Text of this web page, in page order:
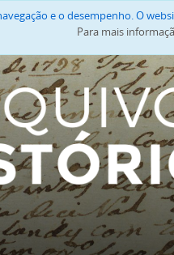
e o desempenho. O
Para mais